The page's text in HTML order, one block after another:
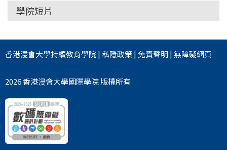
學院短片
香港浸會大學持續教育學院| 私隱政策|免責聲明|無障礙網頁
2026 香港浸會大學國際學院 版權所有